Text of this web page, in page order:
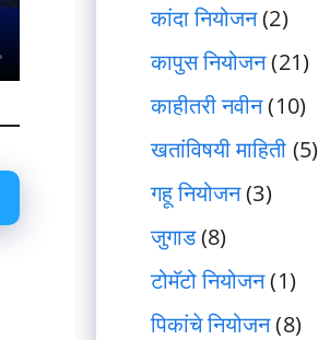
कांदा नियोजन(2)
कापुस नियोजन(21)
काहीतरी नवीन(10)
खतांविषयी माहिती (5)
गहू नियोजन(3)
जुगाड(8)
टोमॅटो नियोजन(1)
पिकांचे नियोजन(8)